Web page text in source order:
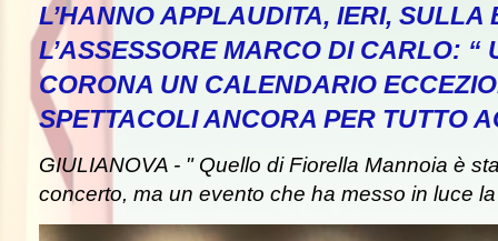
L’HANNO APPLAUDITA, IERI, SULLA
L’ASSESSORE MARCO DI CARLO: “
CORONA UN CALENDARIO
SPETTACOLI ANCORA PER TUTTO
GIULIANOVA - " Quello di Fiorella Mannoia è
concerto, ma un evento che ha messo in luce